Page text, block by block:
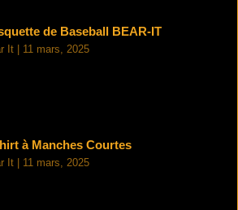
de Baseball BEAR-IT
It 11 mars, 2025
à Manches Courtes
It 11 mars, 2025